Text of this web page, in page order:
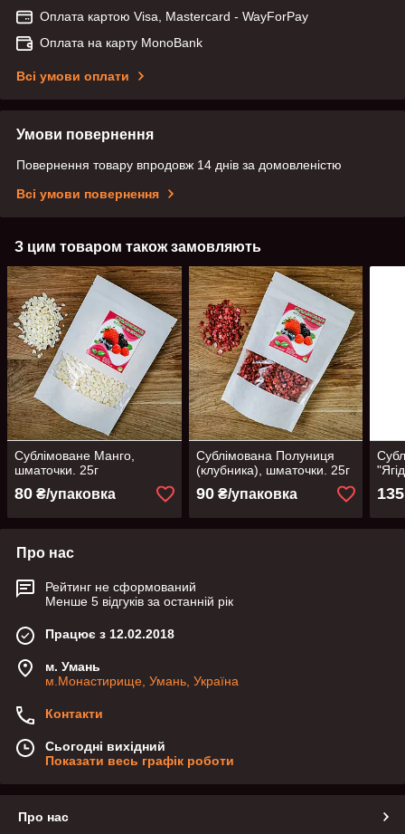
Оплата картою Visa, Mastercard - WayForPay
Оплата на карту MonoBank
Всі умови оплати
Умови повернення
Повернення товару впродовж 14 днів за домовленістю
Всі умови повернення
З цим товаром також замовляють
Сублімоване Манго,
шматочки. 25г
80 ₴/упаковка
Сублімована Полуниця
(клубника), шматочки. 25г
90₴/упаковка 135
Про нас
Рейтинг не сформований
Менше 5 відгуків за останній рік
Працює з 12.02.2018
м. Умань
м.Монастирище, Умань, Україна
Контакти
Сьогодні вихідний
Показати весь графік роботи
Про нас